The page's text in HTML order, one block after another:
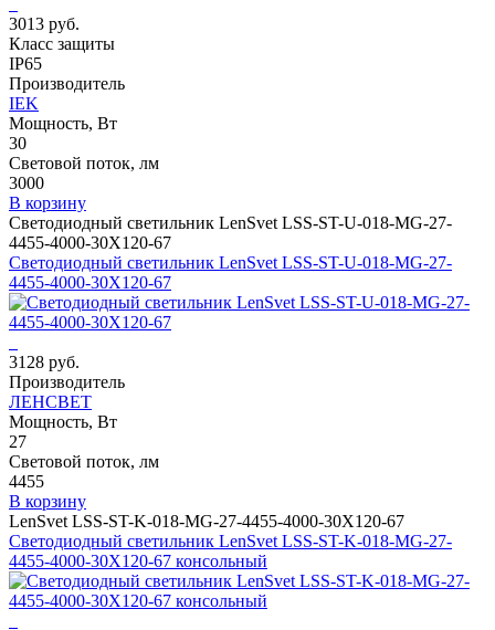
3013 руб.
Класс защиты
IP65
Производитель
IEK
Мощность, Вт
30
Световой поток, лм
3000
В корзину
Светодиодный светильник LenSvet LSS-ST-U-018-MG-27-
4455-4000-30X120-67
Светодиодный светильник LenSvet LSS-ST-U-018-MG-27-
4455-4000-30X120-67
3128 руб.
Производитель
ЛЕНСВЕТ
Мощность, Вт
27
Световой поток, лм
4455
В корзину
LenSvet LSS-ST-K-018-MG-27-4455-4000-30X120-67
Светодиодный светильник LenSvet LSS-ST-K-018-MG-27-
4455-4000-30X120-67 консольный